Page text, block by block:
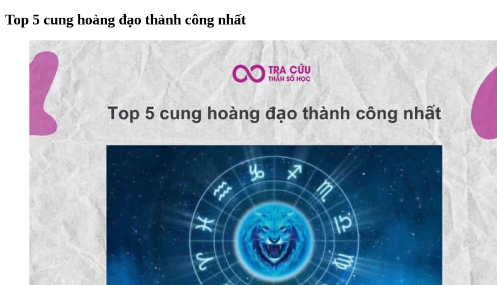
Top 5 cung hoàng đạo thành công nhất